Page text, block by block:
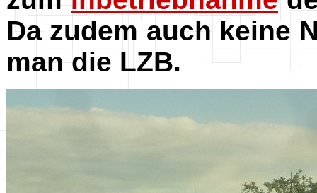
Da zudem auch keine
man die LZB.